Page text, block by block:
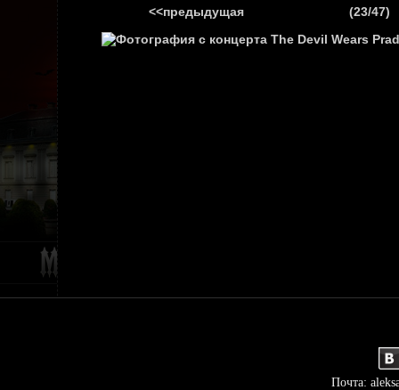
<<предыдущая (23/47)
Почта: